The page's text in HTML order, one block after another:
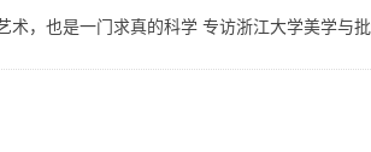
，也是一门求真的科学 专访浙江大学美学与